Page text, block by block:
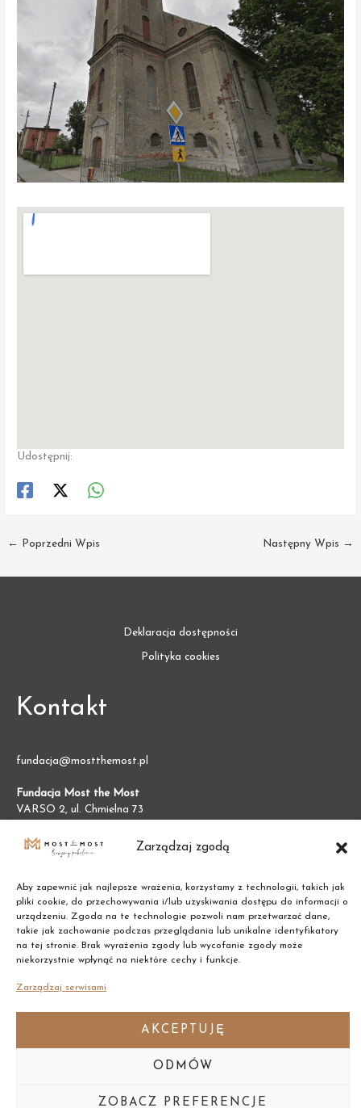
Zarządzaj zgodą
Aby zapewnić jak najlepsze wrażenia, korzystamy z technologii, takich jak
pliki cookie, do przechowywania i/lub uzyskiwania dostępu do informacji o
urządzeniu. Zgoda na te technologie pozwoli nam przetwarzać dane,
takie jak zachowanie podczas przeglądania lub unikalne identyfikatory
na tej stronie. Brak wyrażenia zgody lub wycofanie zgody może
niekorzystnie wpłynąć na niektóre cechy i funkcje.
Zarządzaj serwisami
AKCEPTUJĘ
ODMÓW
ZOBACZ PREFERENCJE
Udostępnij:
← Poprzedni Wpis Następny Wpis →
Deklaracja dostępności
Polityka cookies
Kontakt
fundacja@mostthemost.pl
Fundacja Most the Most
VARSO 2, ul. Chmielna 73
NIP:7011002609
REGON:387474695